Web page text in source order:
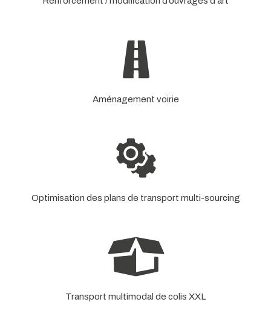
Aménagement voirie
Optimisation des plans de transport multi-sourcing
Transport multimodal de colis XXL